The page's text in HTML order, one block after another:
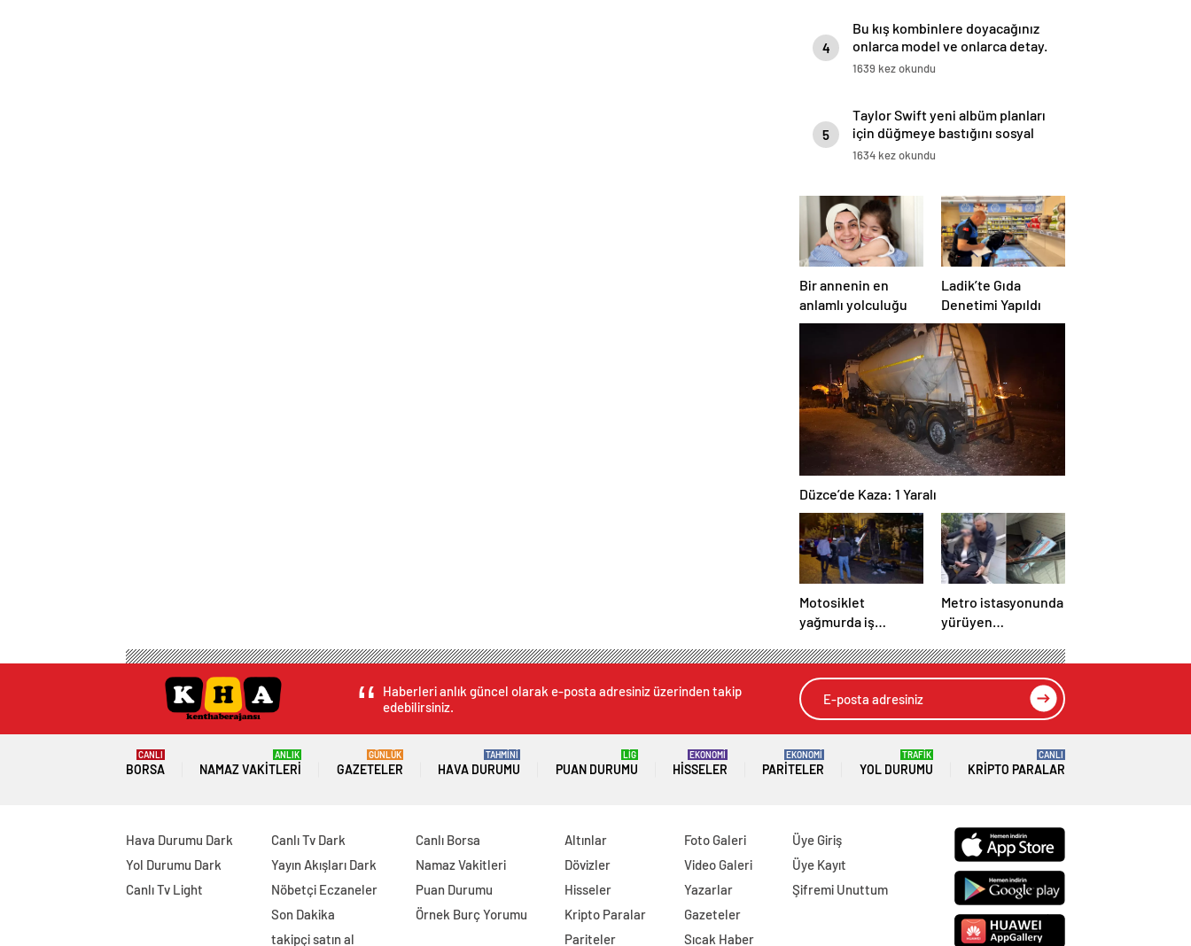
4
Bu kış kombinlere doyacağınız
onlarca model ve onlarca detay.
1639 kez okundu
5
Taylor Swift yeni albüm planları
için düğmeye bastığını sosyal
medyadan duyurdu!
1634 kez okundu
Bir annenin en
anlamlı yolculuğu
Ladik’te Gıda
Denetimi Yapıldı
Düzce’de Kaza: 1 Yaralı
Motosiklet
yağmurda iş
Metro istasyonunda
yürüyen
reklam panosu
genç kadının
Haberleri anlık güncel olarak e-posta adresiniz üzerinden takip
edebilirsiniz.
BORSA
CANLI
NAMAZ VAKITLERI
ANLIK
GAZETELER
GÜNLÜK
HAVA DURUMU
TAHMİNİ
PUAN DURUMU
LİG
HISSELER
EKONOMİ
PARITELER
EKONOMİ
YOL DURUMU
TRAFİK
KRIPTO PARALAR
CANLI
Hava Durumu Dark
Yol Durumu Dark
Canlı Tv Light
Canlı Tv Dark
Yayın Akışları Dark
Nöbetçi Eczaneler
Son Dakika
takipçi satın al
Canlı Borsa
Namaz Vakitleri
Puan Durumu
Örnek Burç Yorumu
Altınlar
Dövizler
Hisseler
Kripto Paralar
Pariteler
Foto Galeri
Video Galeri
Yazarlar
Gazeteler
Sıcak Haber
Üye Giriş
Üye Kayıt
Şifremi Unuttum